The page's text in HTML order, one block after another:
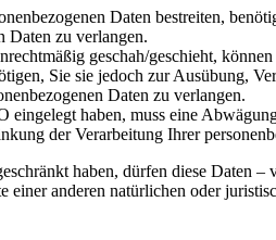
Daten bestreiten,
Daten zu verlangen.
geschah/geschieht,
Sie sie jedoch zur Ausübung,
Daten zu verlangen.
haben, muss eine
der Verarbeitung Ihrer
haben, dürfen diese
anderen natürlichen oder